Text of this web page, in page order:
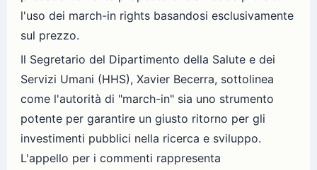
l'uso dei march-in rights basandosi esclusivamente
sul prezzo.
Il Segretario del Dipartimento della Salute e dei
Servizi Umani (HHS), Xavier Becerra, sottolinea
come l'autorità di "march-in" sia uno strumento
potente per garantire un giusto ritorno per gli
investimenti pubblici nella ricerca e sviluppo.
L'appello per i commenti rappresenta